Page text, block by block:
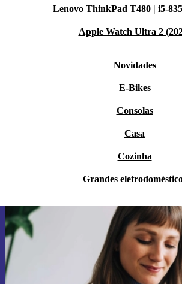
Lenovo ThinkPad T480 | i5-
Apple Watch Ultra 2
Novidades
E-Bikes
Consolas
Casa
Cozinha
Grandes
Subscreve a nossa
primeira vez e poupa
Não percas mais nenhuma